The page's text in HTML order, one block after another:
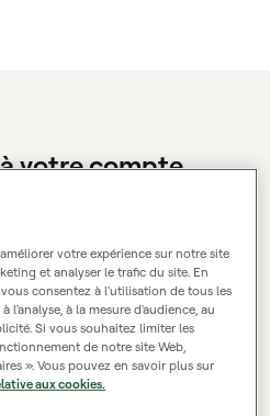
votre compte
votre expérience sur notre site
et analyser le trafic du site. En
consentez à l'utilisation de tous les
l'analyse, à la mesure d'audience, au
Si vous souhaitez limiter les
de notre site Web,
». Vous pouvez en savoir plus sur
aux cookies.